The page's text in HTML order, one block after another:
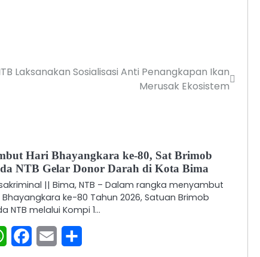
Laksanakan Sosialisasi Anti Penangkapan Ikan
Merusak Ekosistem
Hari Bhayangkara ke-80, Sat Brimob
NTB Gelar Donor Darah di Kota Bima
|| Bima, NTB – Dalam rangka menyambut
Bhayangkara ke-80 Tahun 2026, Satuan Brimob
NTB melalui Kompi 1…
WhatsAppFacebook
Email